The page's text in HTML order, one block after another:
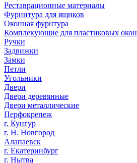
Реставрационные материалы
Фурнитура для ящиков
Оконная фурнтура
Комплекующие для пластиковых окон
Ручки
Задвижки
Замки
Петли
Угольники
Двери
Двери деревянные
Двери металлические
Перфокрепеж
г. Кунгур
г. Н. Новгород
Алапаевск
г. Екатеринбург
г. Нытва